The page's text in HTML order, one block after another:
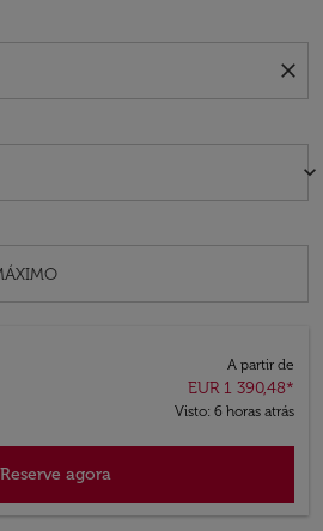
close
keyboard_arrow_down
A partir de
EUR 1 390,48*
Visto: 6 horas atrás
Reserve agora